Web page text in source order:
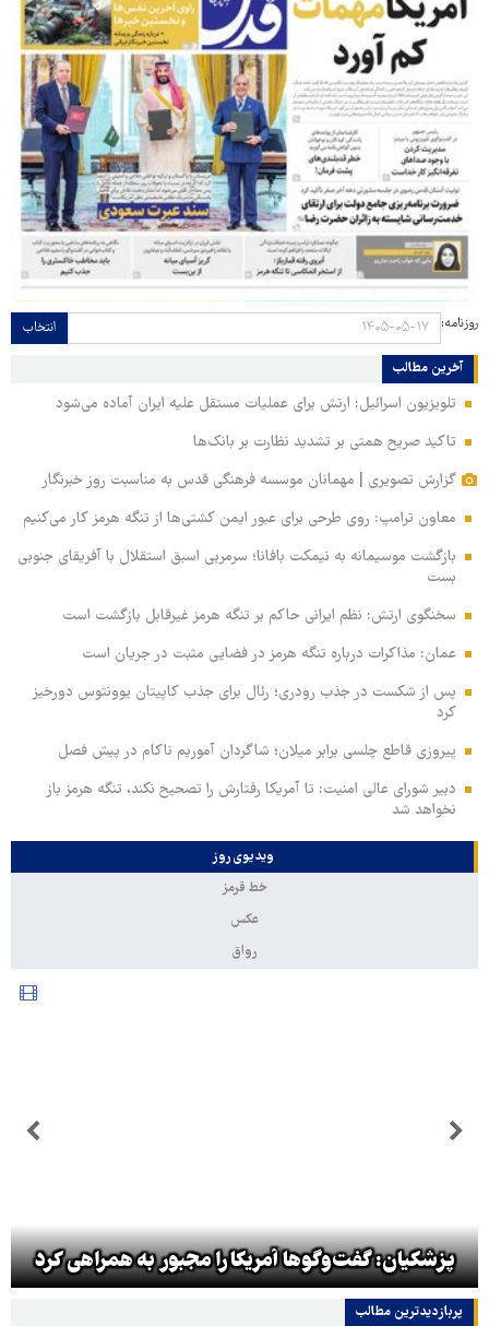
روزنامه: انتخاب
آخرین مطالب
تلویزیون اسرائیل: ارتش برای عملیات مستقل علیه ایران آماده می‌شود
تاکید صریح همتی بر تشدید نظارت بر بانک‌ها
گزارش تصویری | مهمانان موسسه فرهنگی قدس به مناسبت روز خبرنگار
معاون ترامپ: روی طرحی برای عبور ایمن کشتی‌ها از تنگه هرمز کار می‌کنیم
بازگشت موسیمانه به نیمکت بافانا؛ سرمربی اسبق استقلال با آفریقای جنوبی
بست
سخنگوی ارتش: نظم ایرانی حاکم بر تنگه هرمز غیرقابل بازگشت است
عمان: مذاکرات درباره تنگه هرمز در فضایی مثبت در جریان است
پس از شکست در جذب رودری؛ رئال برای جذب کاپیتان یوونتوس دورخیز
کرد
پیروزی قاطع چلسی برابر میلان؛ شاگردان آموریم ناکام در پیش فصل
دبیر شورای عالی امنیت: تا آمریکا رفتارش را تصحیح نکند، تنگه هرمز باز
نخواهد شد
ویدیوی روز
خط قرمز
عکس
رواق
پزشکیان: گفت‌وگوها آمریکا را مجبور به همراهی کرد
پربازدیدترین‌ مطالب